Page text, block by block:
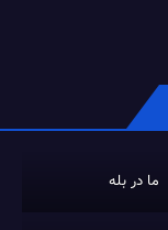
ما در بله